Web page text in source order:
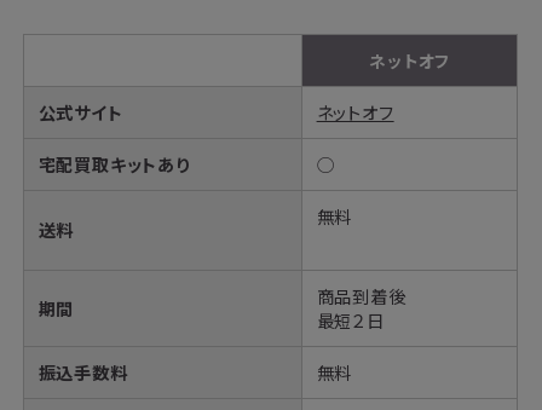
ネットオフ
公式サイト ネットオフ
宅配買取キットあり ◯
送料
無料
期間
商品到着後
最短２日
振込手数料 無料